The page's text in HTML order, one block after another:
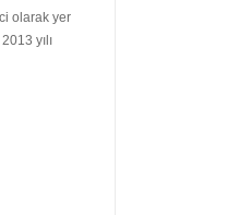
olarak yer
yılı